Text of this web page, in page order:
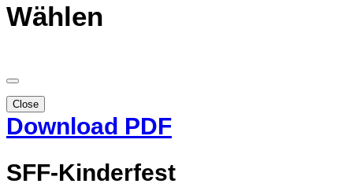
Wählen
Close
Download PDF
SFF-Kinderfest